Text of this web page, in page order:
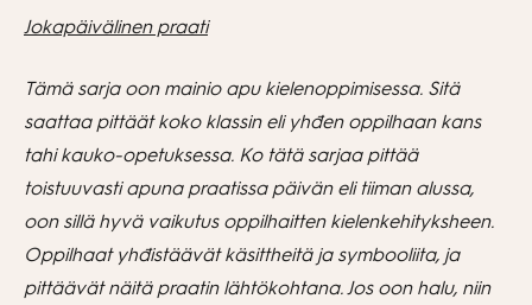
Jokapäivälinen praati
Tämä sarja oon mainio apu kielenoppimisessa. Sitä
saattaa pittäät koko klassin eli yhđen oppilhaan kans
tahi kauko-opetuksessa. Ko tätä sarjaa pittää
toistuuvasti apuna praatissa päivän eli tiiman alussa,
oon sillä hyvä vaikutus oppilhaitten kielenkehityksheen.
Oppilhaat yhđistäävät käsittheitä ja symbooliita, ja
pittäävät näitä praatin lähtökohtana. Jos oon halu, niin